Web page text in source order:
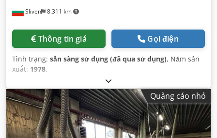
Sliven 8.311 km
Thông tin giá Gọi điện
Tình trạng: sẵn sàng sử dụng (đã qua sử dụng), Năm sản
xuất: 1978,
Quảng cáo nhỏ